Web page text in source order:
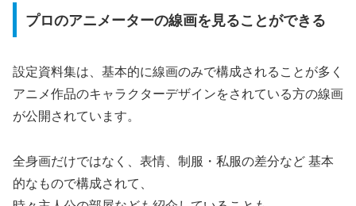
プロのアニメーターの線画を見ることができる
設定資料集は、基本的に線画のみで構成されることが多く
アニメ作品のキャラクターデザインをされている方の線画
が公開されています。
全身画だけではなく、表情、制服・私服の差分など 基本
的なもので構成されて、